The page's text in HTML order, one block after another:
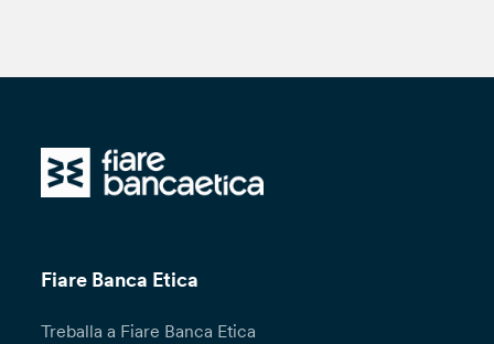
Fiare Banca Etica
Treballa a Fiare Banca Etica